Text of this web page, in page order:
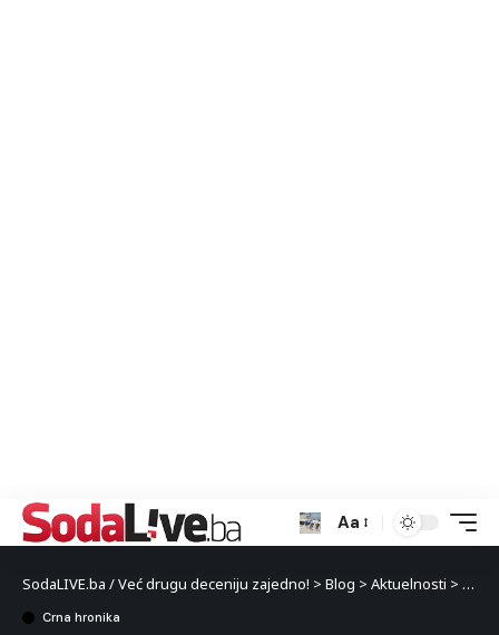
Aa
SodaLIVE.ba / Već drugu deceniju zajedno! > Blog > Aktuelnosti > Crna
Crna hronika